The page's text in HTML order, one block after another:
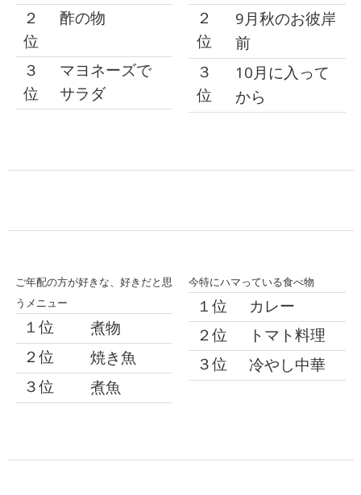
２
位
酢の物
３
位
マヨネーズで
サラダ
２
位
9月秋のお彼岸
前
３
位
10月に入って
から
ご年配の方が好きな、好きだと思
うメニュー
１位
煮物
２位
焼き魚
３位
煮魚
今特にハマっている食べ物
１位
カレー
２位
トマト料理
３位
冷やし中華